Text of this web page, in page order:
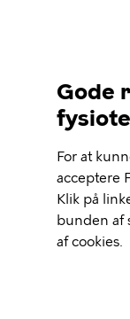
Gode
Video
Url
For at
acceptere
Klik på
bunden af
af cookies.